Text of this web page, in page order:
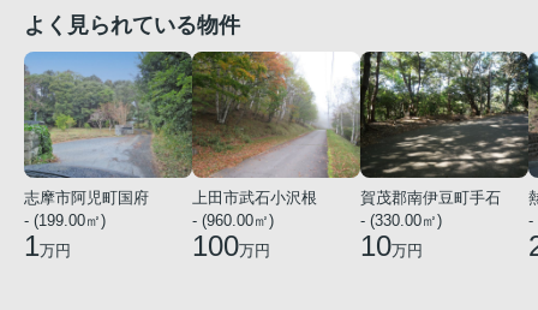
よく見られている物件
志摩市阿児町国府
- (199.00㎡)
1万円
上田市武石小沢根
- (960.00㎡)
100万円
賀茂郡南伊豆町手石
- (330.00㎡)
10万円
-